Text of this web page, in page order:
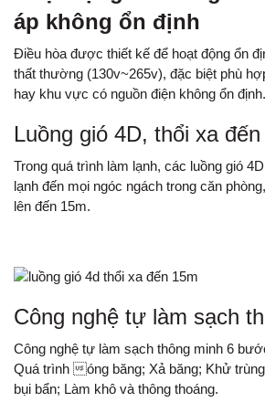
áp không ổn định
Điều hòa được thiết kế để hoạt động ổn
thất thường (130v~265v), đặc biệt phù
hay khu vực có nguồn điện không ổn định.
Luồng gió 4D, thổi xa
Trong quá trình làm lạnh, các luồng gió
lạnh đến mọi ngóc ngách trong căn
lên đến 15m.
Công nghệ tự làm sạch
Công nghệ tự làm sạch thông minh 6
Quá trình óng băng; Xả băng; Khử
bụi bẩn; Làm khô và thông thoáng.